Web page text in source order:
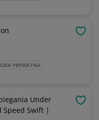
PRYWATNA
Under
Speed Swift |